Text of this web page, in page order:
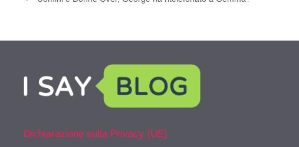
Dichiarazione sulla Privacy (UE)